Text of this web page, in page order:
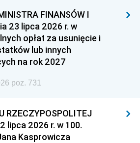
FINANSÓW I
23 lipca 2026 r. w
opłat za usunięcie i
lub innych
na rok 2027
poz. 731
RZECZYPOSPOLITEJ
lipca 2026 r. w 100.
Kasprowicza